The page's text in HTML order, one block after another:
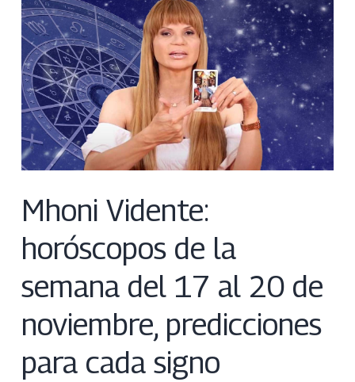
Mhoni Vidente:
horóscopos de la
semana del 17 al 20 de
noviembre, predicciones
para cada signo